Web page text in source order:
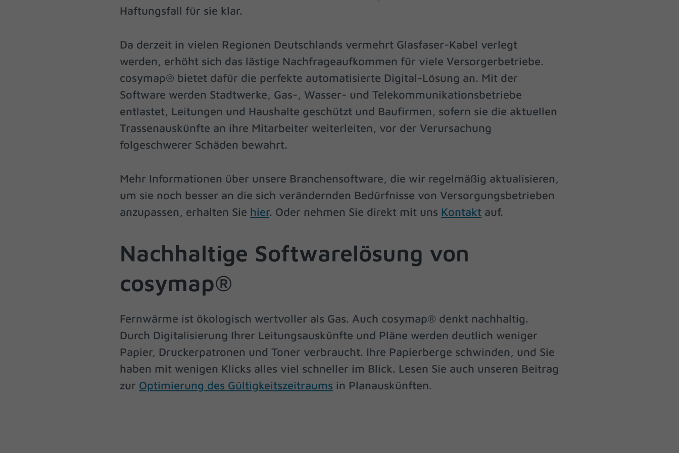
Haftungsfall für sie klar.
Da derzeit in vielen Regionen Deutschlands vermehrt Glasfaser-Kabel verlegt
werden, erhöht sich das lästige Nachfrageaufkommen für viele Versorgerbetriebe.
cosymap® bietet dafür die perfekte automatisierte Digital-Lösung an. Mit der
Software werden Stadtwerke, Gas-, Wasser- und Telekommunikationsbetriebe
entlastet, Leitungen und Haushalte geschützt und Baufirmen, sofern sie die aktuellen
Trassenauskünfte an ihre Mitarbeiter weiterleiten, vor der Verursachung
folgeschwerer Schäden bewahrt.
Mehr Informationen über unsere Branchensoftware, die wir regelmäßig aktualisieren,
um sie noch besser an die sich verändernden Bedürfnisse von Versorgungsbetrieben
anzupassen, erhalten Sie hier. Oder nehmen Sie direkt mit uns Kontakt auf.
Nachhaltige Softwarelösung von
cosymap®
Fernwärme ist ökologisch wertvoller als Gas. Auch cosymap® denkt nachhaltig.
Durch Digitalisierung Ihrer Leitungsauskünfte und Pläne werden deutlich weniger
Papier, Druckerpatronen und Toner verbraucht. Ihre Papierberge schwinden, und Sie
haben mit wenigen Klicks alles viel schneller im Blick. Lesen Sie auch unseren Beitrag
zur Optimierung des Gültigkeitszeitraums in Planauskünften.
Hier finden Sie eine Übersicht über alle verwendeten Cookies. Sie können Ihre
Alle akzeptieren Speichern Zurück
Datenschutzeinstellungen
Essenziell (2)
Essenzielle Cookies ermöglichen grundlegende Funktionen und sind für die einwandfreie
Funktion der Website erforderlich.
Cookie-Informationen anzeigen
Statistiken (3) Statistiken
Cookie-Informationen anzeigen
Marketing (1) Marketing
Marketing-Cookies werden von Drittanbietern oder Publishern verwendet, um
Cookie-Informationen anzeigen
Externe Medien (1)
Inhalte von Videoplattformen und Social-Media-Plattformen werden standardmäßig
blockiert. Wenn Cookies von externen Medien akzeptiert werden, bedarf der Zugriff auf
Cookie-Informationen anzeigen
powered by Borlabs Cookie Datenschutzerklärung Impressum